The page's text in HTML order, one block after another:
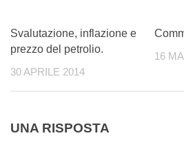
Svalutazione, inflazione e
prezzo del petrolio.
30 APRILE 2014
16
UNA RISPOSTA